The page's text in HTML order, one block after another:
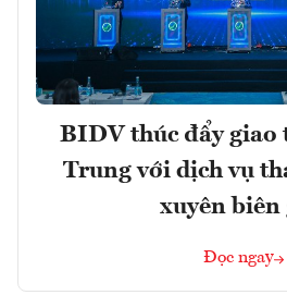
BIDV thúc đẩy giao
Trung với dịch vụ
xuyên biên
Đọc ngay